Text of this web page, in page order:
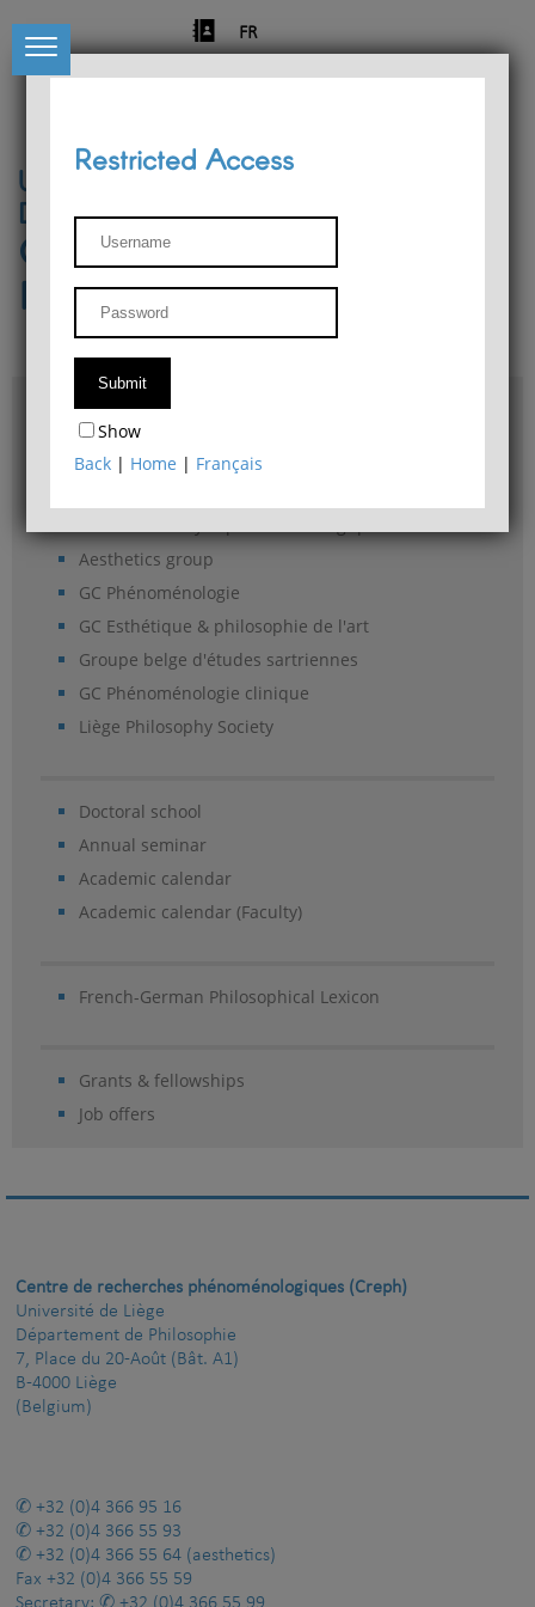
FR
University of Liège
Départment of Philosophy
Center for Phenomenological
Research
Access & maps
Philosophy Department Library
Aesthetics group
GC Phénoménologie
GC Esthétique & philosophie de l'art
Groupe belge d'études sartriennes
GC Phénoménologie clinique
Liège Philosophy Society
Doctoral school
Annual seminar
Academic calendar
Academic calendar (Faculty)
French-German Philosophical Lexicon
Grants & fellowships
Job offers
Restricted Access
Show
Back | Home | Français
Centre de recherches phénoménologiques (Creph)
Université de Liège
Département de Philosophie
7, Place du 20-Août (Bât. A1)
B-4000 Liège
(Belgium)
+32 (0)4 366 95 16
+32 (0)4 366 55 93
+32 (0)4 366 55 64 (aesthetics)
Fax +32 (0)4 366 55 59